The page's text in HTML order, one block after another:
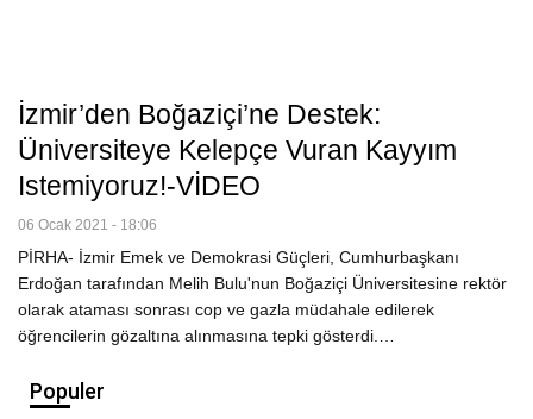
İzmir’den Boğaziçi’ne Destek:
Üniversiteye Kelepçe Vuran Kayyım
Istemiyoruz!-VİDEO
06 Ocak 2021 - 18:06
PİRHA- İzmir Emek ve Demokrasi Güçleri, Cumhurbaşkanı
Erdoğan tarafından Melih Bulu'nun Boğaziçi Üniversitesine rektör
olarak ataması sonrası cop ve gazla müdahale edilerek
öğrencilerin gözaltına alınmasına tepki gösterdi.…
Populer